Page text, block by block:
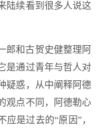
陆续看到很多人说这
郎和古贺史健整理阿
是通过青年与哲人对
疑惑，从中阐释阿德
观点不同，阿德勒心
是过去的“原因”，